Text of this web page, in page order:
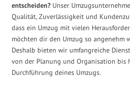
entscheiden? Unser
Qualität, Zuverlässigkeit und
dass ein Umzug mit vielen
möchten dir den Umzug so angenehm
Deshalb bieten wir umfangreiche
von der Planung und Organisation bis
Durchführung deines Umzugs.